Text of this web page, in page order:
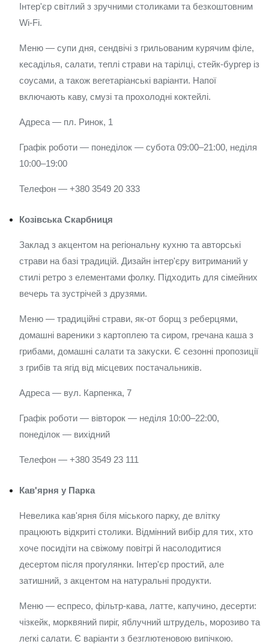
Інтер'єр світлий з зручними столиками та безкоштовним
Wi‑Fi.
Меню — супи дня, сендвічі з грильованим курячим філе,
кесаділья, салати, теплі страви на тарілці, стейк-бургер із
соусами, а також вегетаріанські варіанти. Напої
включають каву, смузі та прохолодні коктейлі.
Адреса — пл. Ринок, 1
Графік роботи — понеділок — субота 09:00–21:00, неділя
10:00–19:00
Телефон — +380 3549 20 333
Козівська Скарбниця
Заклад з акцентом на регіональну кухню та авторські
страви на базі традицій. Дизайн інтер'єру витриманий у
стилі ретро з елементами фолку. Підходить для сімейних
вечерь та зустрічей з друзями.
Меню — традиційні страви, як-от борщ з реберцями,
домашні вареники з картоплею та сиром, гречана каша з
грибами, домашні салати та закуски. Є сезонні пропозиції
з грибів та ягід від місцевих постачальників.
Адреса — вул. Карпенка, 7
Графік роботи — вівторок — неділя 10:00–22:00,
понеділок — вихідний
Телефон — +380 3549 23 111
Кав'ярня у Парка
Невелика кав'ярня біля міського парку, де влітку
працюють відкриті столики. Відмінний вибір для тих, хто
хоче посидіти на свіжому повітрі й насолодитися
десертом після прогулянки. Інтер'єр простий, але
затишний, з акцентом на натуральні продукти.
Меню — еспресо, фільтр-кава, латте, капучино, десерти:
чізкейк, морквяний пиріг, яблучний штрудель, морозиво та
легкі салати. Є варіанти з безглютеновою випічкою.